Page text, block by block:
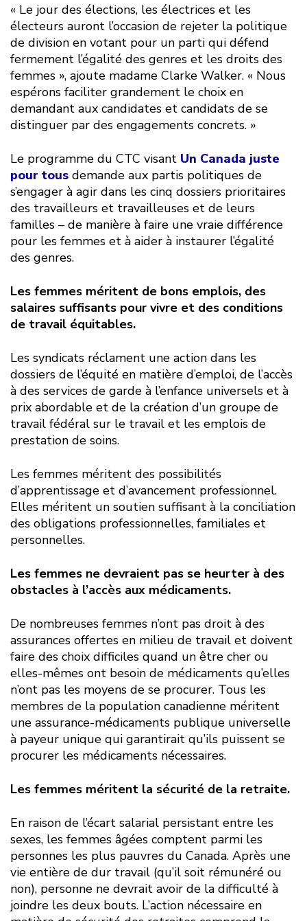
« Le jour des élections, les électrices et les
électeurs auront l’occasion de rejeter la politique
de division en votant pour un parti qui défend
fermement l’égalité des genres et les droits des
femmes », ajoute madame Clarke Walker. « Nous
espérons faciliter grandement le choix en
demandant aux candidates et candidats de se
distinguer par des engagements concrets. »
Le programme du CTC visant Un Canada juste
pour tous demande aux partis politiques de
s’engager à agir dans les cinq dossiers prioritaires
des travailleurs et travailleuses et de leurs
familles – de manière à faire une vraie différence
pour les femmes et à aider à instaurer l’égalité
des genres.
Les femmes méritent de bons emplois, des
salaires suffisants pour vivre et des conditions
de travail équitables.
Les syndicats réclament une action dans les
dossiers de l’équité en matière d’emploi, de l’accès
à des services de garde à l’enfance universels et à
prix abordable et de la création d’un groupe de
travail fédéral sur le travail et les emplois de
prestation de soins.
Les femmes méritent des possibilités
d’apprentissage et d’avancement professionnel.
Elles méritent un soutien suffisant à la conciliation
des obligations professionnelles, familiales et
personnelles.
Les femmes ne devraient pas se heurter à des
obstacles à l’accès aux médicaments.
De nombreuses femmes n’ont pas droit à des
assurances offertes en milieu de travail et doivent
faire des choix difficiles quand un être cher ou
elles-mêmes ont besoin de médicaments qu’elles
n’ont pas les moyens de se procurer. Tous les
membres de la population canadienne méritent
une assurance-médicaments publique universelle
à payeur unique qui garantirait qu’ils puissent se
procurer les médicaments nécessaires.
Les femmes méritent la sécurité de la retraite.
En raison de l’écart salarial persistant entre les
sexes, les femmes âgées comptent parmi les
personnes les plus pauvres du Canada. Après une
vie entière de dur travail (qu’il soit rémunéré ou
non), personne ne devrait avoir de la difficulté à
joindre les deux bouts. L’action nécessaire en